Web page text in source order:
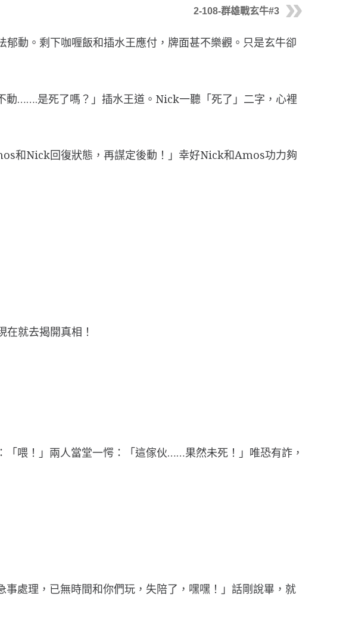
2-108-群雄戰玄牛#3
動。剩下咖喱飯和插水王應付，牌面甚不樂觀。只是玄牛卻
動…….是死了嗎？」插水王道。Nick一聽「死了」二字，心裡
和Nick回復狀態，再謀定後動！」幸好Nick和Amos功力夠
就去揭開真相！
喂！」兩人當堂一愕：「這傢伙……果然未死！」唯恐有詐，
處理，已無時間和你們玩，失陪了，嘿嘿！」話剛說畢，就